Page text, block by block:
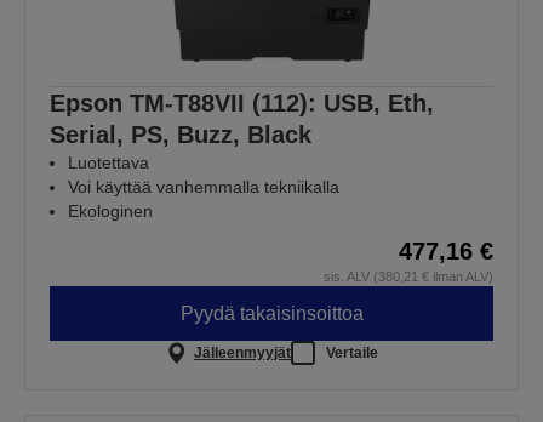
Epson TM-T88VII (112): USB, Eth,
Serial, PS, Buzz, Black
Luotettava
Voi käyttää vanhemmalla tekniikalla
Ekologinen
477,16 €
sis. ALV (380,21 € ilman ALV)
Pyydä takaisinsoittoa
Jälleenmyyjät Vertaile